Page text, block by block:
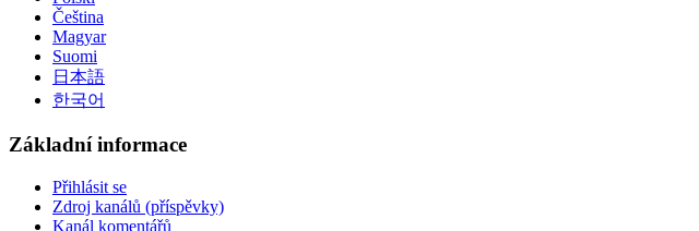
Čeština
Magyar
Suomi
日本語
한국어
Základní informace
Přihlásit se
Zdroj kanálů (příspěvky)
Kanál komentářů